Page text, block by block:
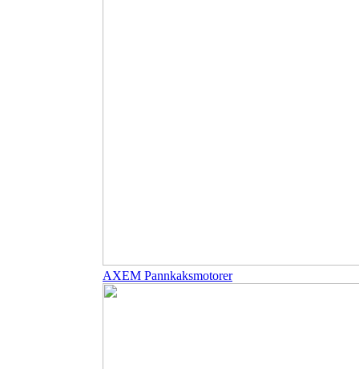
AXEM Pannkaksmotorer